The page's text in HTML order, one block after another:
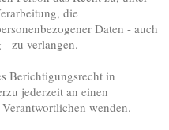
die
Daten - auch
zu verlangen.
Berichtigungsrecht in
jederzeit an einen
wenden.